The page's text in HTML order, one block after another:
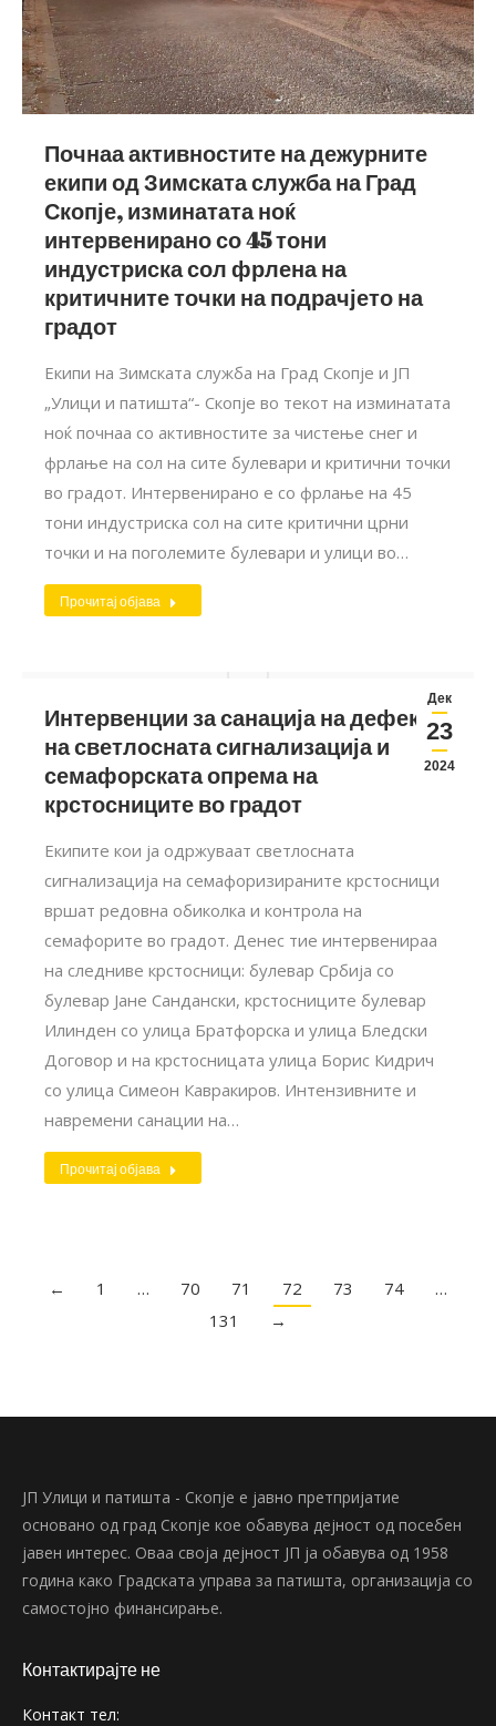
Почнаа активностите на дежурните
екипи од Зимската служба на Град
Скопје, изминатата ноќ
интервенирано со 45 тони
индустриска сол фрлена на
критичните точки на подрачјето на
градот
Екипи на Зимската служба на Град Скопје и ЈП
„Улици и патишта“- Скопје во текот на изминатата
ноќ почнаа со активностите за чистење снег и
фрлање на сол на сите булевари и критични точки
во градот. Интервенирано е со фрлање на 45
тони индустриска сол на сите критични црни
точки и на поголемите булевари и улици во…
Прочитај објава
Дек
23
2024
Интервенции за санација на дефекти
на светлосната сигнализација и
семафорската опрема на
крстосниците во градот
Екипите кои ја одржуваат светлосната
сигнализација на семафоризираните крстосници
вршат редовна обиколка и контрола на
семафорите во градот. Денес тие интервенираа
на следниве крстосници: булевар Србија со
булевар Јане Сандански, крстосниците булевар
Илинден со улица Братфорска и улица Бледски
Договор и на крстосницата улица Борис Кидрич
со улица Симеон Кавракиров. Интензивните и
навремени санации на…
Прочитај објава
← 1 … 70 71 72 73 74
…
131
→
ЈП Улици и патишта - Скопје е јавно претпријатие
основано од град Скопје кое обавува дејност од посебен
јавен интерес. Оваа своја дејност ЈП ја обавува од 1958
година како Градската управа за патишта, организација со
самостојно финансирање.
Контактирајте не
Контакт тел: